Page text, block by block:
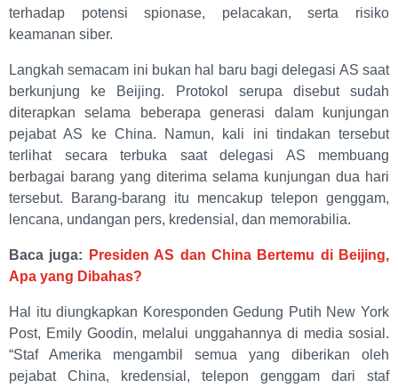
terhadap potensi spionase, pelacakan, serta risiko
keamanan siber.
Langkah semacam ini bukan hal baru bagi delegasi AS saat
berkunjung ke Beijing. Protokol serupa disebut sudah
diterapkan selama beberapa generasi dalam kunjungan
pejabat AS ke China. Namun, kali ini tindakan tersebut
terlihat secara terbuka saat delegasi AS membuang
berbagai barang yang diterima selama kunjungan dua hari
tersebut. Barang-barang itu mencakup telepon genggam,
lencana, undangan pers, kredensial, dan memorabilia.
Baca juga:
Presiden AS dan China Bertemu di Beijing,
Apa yang Dibahas?
Hal itu diungkapkan Koresponden Gedung Putih New York
Post, Emily Goodin, melalui unggahannya di media sosial.
“Staf Amerika mengambil semua yang diberikan oleh
pejabat China, kredensial, telepon genggam dari staf